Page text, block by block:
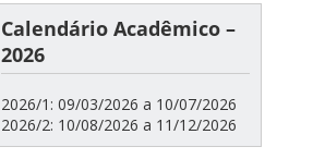
Calendário Acadêmico –
2026
2026/1: 09/03/2026 a 10/07/2026
2026/2: 10/08/2026 a 11/12/2026